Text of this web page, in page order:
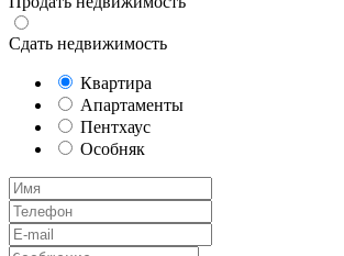
Сдать недвижимость
Квартира
Апартаменты
Пентхаус
Особняк